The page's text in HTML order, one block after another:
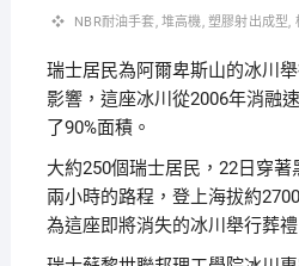
NBR耐油手套, 堆高機, 塑膠射出成型,
瑞士居民為阿爾卑斯山的冰川
影響，這座冰川從2006年消融
了90%面積。
大約250個瑞士居民，22日穿
兩小時的路程，登上海拔約
為這座即將消失的冰川舉行葬禮